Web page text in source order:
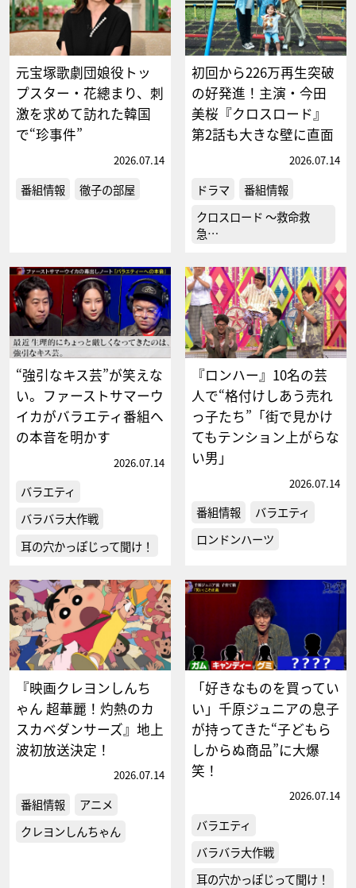
元宝塚歌劇団娘役トッ
プスター・花總まり、刺
激を求めて訪れた韓国
で“珍事件”
2026.07.14
番組情報 徹子の部屋
初回から226万再生突破
の好発進！主演・今田
美桜『クロスロード』
第2話も大きな壁に直面
2026.07.14
ドラマ
番組情報
クロスロード ～救命救
急…
“強引なキス芸”が笑えな
い。ファーストサマーウ
イカがバラエティ番組へ
の本音を明かす
2026.07.14
バラエティ
バラバラ大作戦
耳の穴かっぽじって聞け！
『ロンハー』10名の芸
人で“格付けしあう売れ
っ子たち”「街で見かけ
てもテンション上がらな
い男」
2026.07.14
番組情報
バラエティ
ロンドンハーツ
『映画クレヨンしんち
ゃん 超華麗！灼熱のカ
スカベダンサーズ』地上
波初放送決定！
2026.07.14
番組情報
アニメ
クレヨンしんちゃん
「好きなものを買ってい
い」千原ジュニアの息子
が持ってきた“子どもら
しからぬ商品”に大爆
笑！
2026.07.14
バラエティ
バラバラ大作戦
耳の穴かっぽじって聞け！